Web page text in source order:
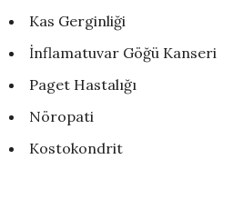
Kas Gerginliği
İnflamatuvar Göğü Kanseri
Paget Hastalığı
Nöropati
Kostokondrit